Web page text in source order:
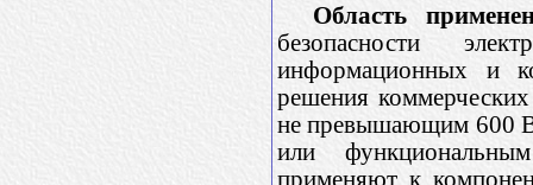
Область
безопасности
информационных и
решения
не превышающим 600 В.
или
применяют к